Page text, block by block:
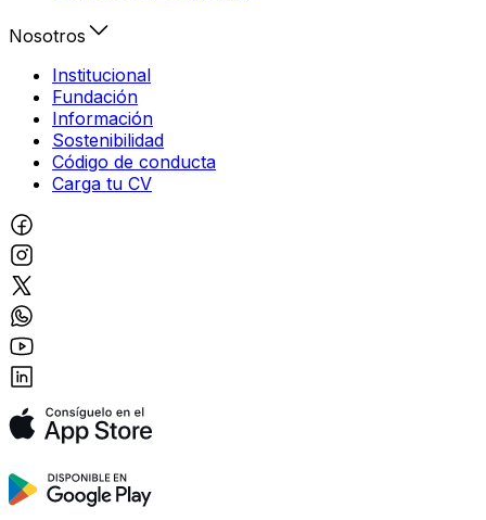
Nosotros
Institucional
Fundación
Información
Sostenibilidad
Código de conducta
Carga tu CV